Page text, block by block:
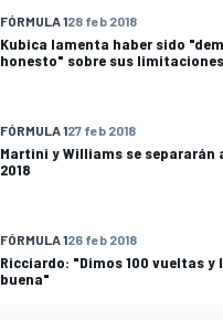
FÓRMULA 128 feb 2018
Kubica lamenta haber sido
honesto" sobre sus limitaciones
FÓRMULA 127 feb 2018
Martini y Williams se separarán
2018
FÓRMULA 126 feb 2018
Ricciardo: "Dimos 100 vueltas
buena"